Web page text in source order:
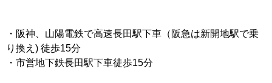
・阪神、山陽電鉄で高速長田駅下車（阪急は新開地駅で乗
り換え) 徒歩15分
・市営地下鉄長田駅下車徒歩15分